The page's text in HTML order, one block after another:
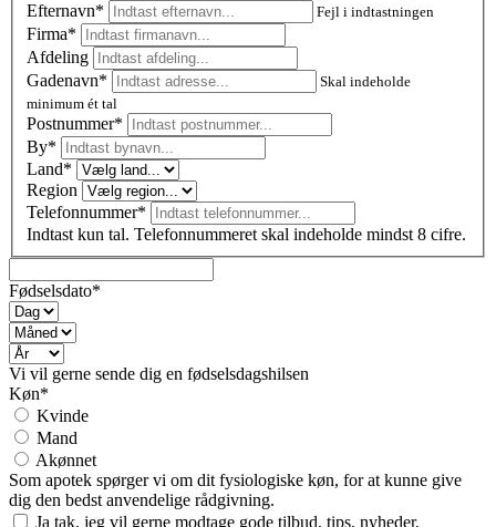
Efternavn* Fejl i indtastningen
Firma*
Afdeling
Gadenavn*
Skal indeholde
minimum ét tal
Postnummer*
By*
Land*
Region
Telefonnummer*
Indtast kun tal. Telefonnummeret skal indeholde mindst 8 cifre.
Fødselsdato*
Vi vil gerne sende dig en fødselsdagshilsen
Køn*
Kvinde
Mand
Akønnet
Som apotek spørger vi om dit fysiologiske køn, for at kunne give
dig den bedst anvendelige rådgivning.
Ja tak, jeg vil gerne modtage gode tilbud, tips, nyheder,